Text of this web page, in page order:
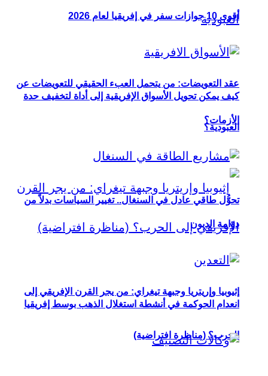
عقد التعويضات: من يتحمل العبء الحقيقي للتعويضات عن
العبودية؟
إثيوبيا وإريتريا وجبهة تيغراي: من يجر القرن الإفريقي إلى
الحرب؟ (مناظرة افتراضية)
أقوى 10 جوازات سفر في إفريقيا لعام 2026
كيف يمكن تحويل الأسواق الإفريقية إلى أداة لتخفيف حدة
الأزمات؟
تحوُّل طاقي عادل في السنغال.. تغيير السياسات بدلاً من
دوّامة الديون
انعدام الحوكمة في أنشطة استغلال الذهب بوسط إفريقيا